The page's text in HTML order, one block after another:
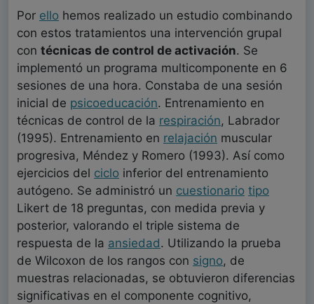
Por ello hemos realizado un estudio combinando
con estos tratamientos una intervención grupal
con técnicas de control de activación. Se
implementó un programa multicomponente en 6
sesiones de una hora. Constaba de una sesión
inicial de psicoeducación. Entrenamiento en
técnicas de control de la respiración, Labrador
(1995). Entrenamiento en relajación muscular
progresiva, Méndez y Romero (1993). Así como
ejercicios del ciclo inferior del entrenamiento
autógeno. Se administró un cuestionario tipo
Likert de 18 preguntas, con medida previa y
posterior, valorando el triple sistema de
respuesta de la ansiedad. Utilizando la prueba
de Wilcoxon de los rangos con signo, de
muestras relacionadas, se obtuvieron diferencias
significativas en el componente cognitivo,